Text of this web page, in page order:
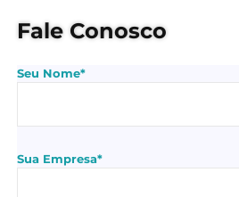
Fale Conosco
Seu Nome*
Sua Empresa*